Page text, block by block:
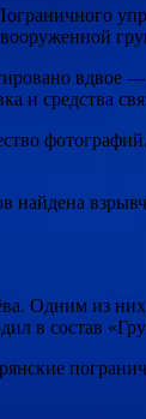
и средства
Одним из
в состав